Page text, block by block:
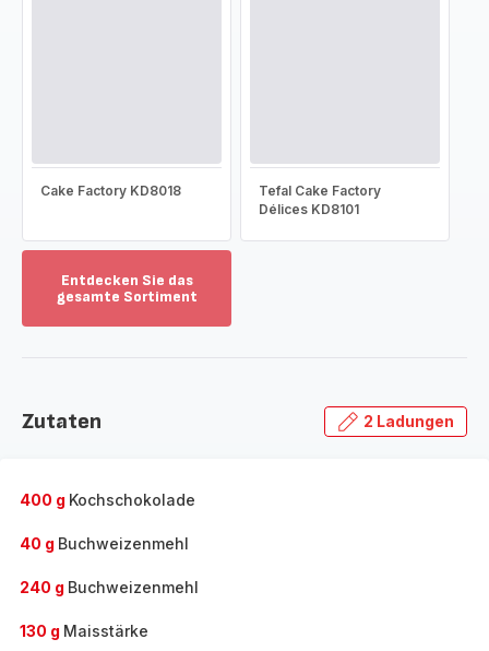
Cake Factory KD8018
Tefal Cake Factory
Délices KD8101
Entdecken Sie das
gesamte Sortiment
das
Zutaten 2 Ladungen
400 g Kochschokolade
40 g Buchweizenmehl
240 g Buchweizenmehl
130 g Maisstärke